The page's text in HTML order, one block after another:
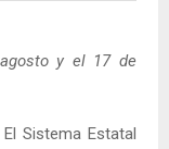
y el 17 de
Sistema Estatal